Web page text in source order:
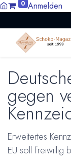
0 Anmelden
gegen
Erweitertes
EU soll freiwillig